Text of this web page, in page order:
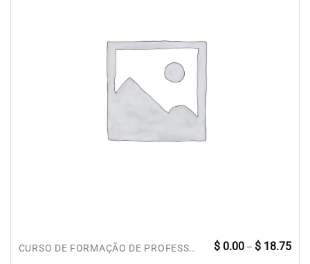
CURSO DE FORMAÇÃO DE PROFESSORES $ 0.00 – $ 18.75de
Este